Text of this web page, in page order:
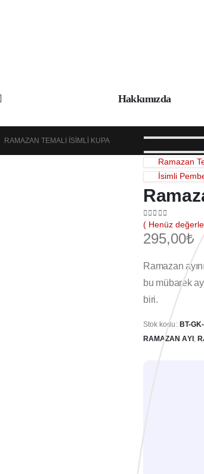
Hakkımızda
RAMAZAN TEMALI İSIMLI KUPA
Ramazan
İsimli
0 out of 5
( Henüz
295,00₺
Ramazan
bu mübarek
biri.
Stok kodu: BT-
RAMAZAN AYI ,